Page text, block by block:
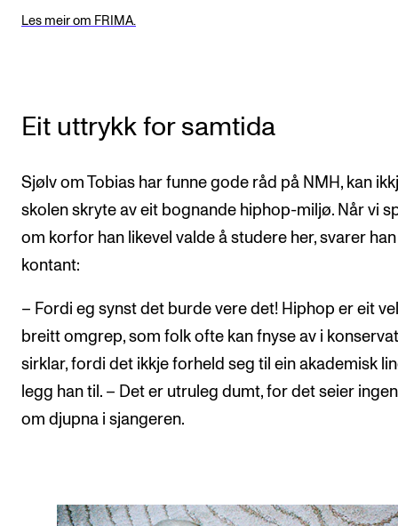
Les meir om FRIMA.
Eit uttrykk for samtida
Sjølv om Tobias har funne gode råd på NMH, kan
skolen skryte av eit bognande hiphop-miljø. Når vi
om korfor han likevel valde å studere her, svarer han
kontant:
– Fordi eg synst det burde vere det! Hiphop er eit
breitt omgrep, som folk ofte kan fnyse av i
sirklar, fordi det ikkje forheld seg til ein akademisk
legg han til. – Det er utruleg dumt, for det seier
om djupna i sjangeren.